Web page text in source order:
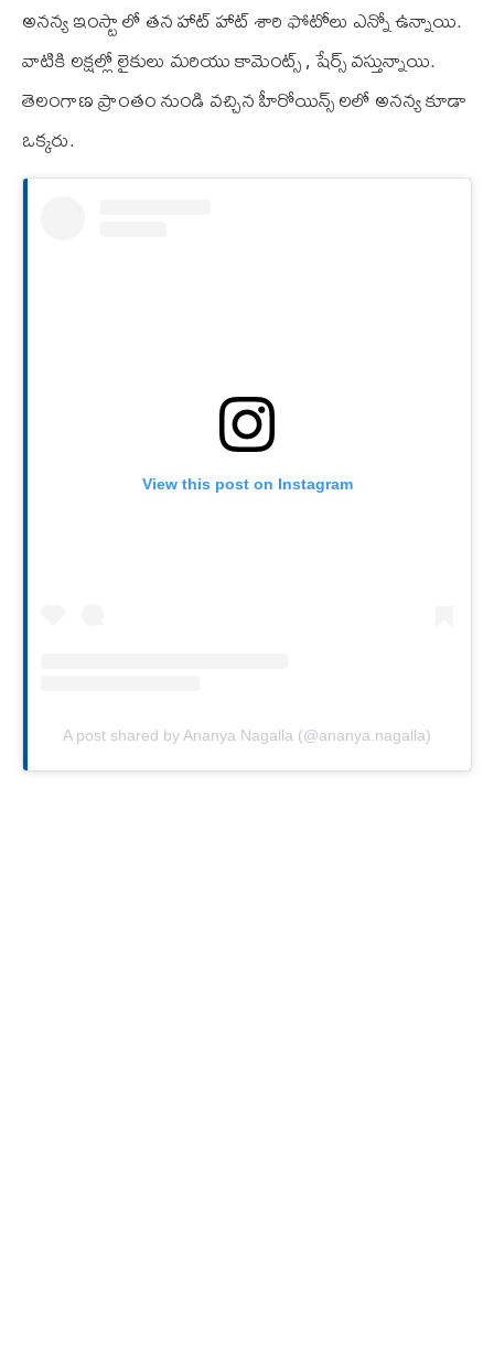
అనన్య ఇంస్టా లో తన హాట్ హాట్ శారి ఫోటోలు ఎన్నో ఉన్నాయి.
వాటికి లక్షల్లో లైకులు మరియు కామెంట్స్ , షేర్స్ వస్తున్నాయి.
తెలంగాణ ప్రాంతం నుండి వచ్చిన హీరోయిన్స్ లలో అనన్య కూడా
ఒక్కరు.
View this post on Instagram
A post shared by Ananya Nagalla (@ananya.nagalla)